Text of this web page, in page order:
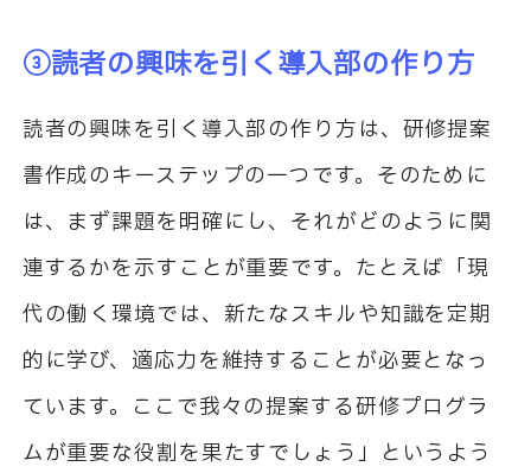
③読者の興味を引く導入部の作り方
読者の興味を引く導入部の作り方は、研修提案
書作成のキーステップの一つです。そのために
は、まず課題を明確にし、それがどのように関
連するかを示すことが重要です。たとえば「現
代の働く環境では、新たなスキルや知識を定期
的に学び、適応力を維持することが必要となっ
ています。ここで我々の提案する研修プログラ
ムが重要な役割を果たすでしょう」というよう